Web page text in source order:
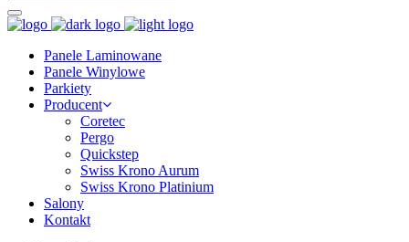
Panele Laminowane
Panele Winylowe
Parkiety
Producent
Coretec
Pergo
Quickstep
Swiss Krono Aurum
Swiss Krono Platinium
Salony
Kontakt